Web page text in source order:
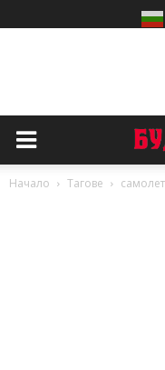
Начало Тагове